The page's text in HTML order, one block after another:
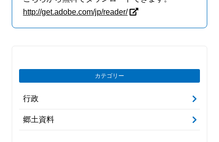
http://get.adobe.com/jp/reader/
カテゴリー
行政
郷土資料